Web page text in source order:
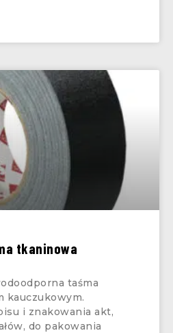
tkaninowa
taśma
kauczukowym.
i znakowania akt,
do pakowania